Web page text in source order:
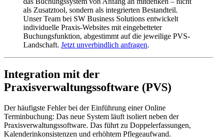
als Zusatztool, sondern als integrierten Bestandteil.
Unser Team bei SW Business Solutions entwickelt
individuelle Praxis-Websites mit eingebetteter
Buchungsfunktion, abgestimmt auf die jeweilige PVS-
Landschaft. Jetzt unverbindlich anfragen.
Integration mit der
Praxisverwaltungssoftware (PVS)
Der häufigste Fehler bei der Einführung einer Online
Terminbuchung: Das neue System läuft isoliert neben der
Praxisverwaltungssoftware. Das führt zu Doppelerfassungen,
Kalenderinkonsistenzen und erhöhtem Pflegeaufwand.